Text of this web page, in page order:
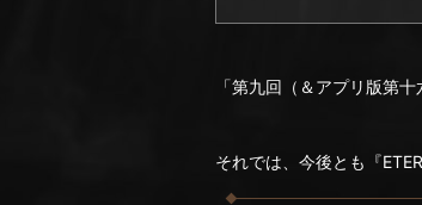
「第九回（＆アプリ版第
それでは、今後とも『